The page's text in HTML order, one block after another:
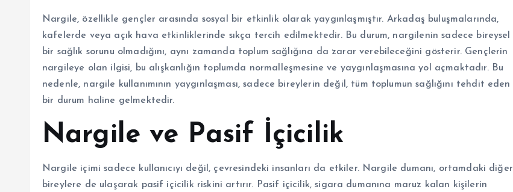
Nargile, özellikle gençler arasında sosyal bir etkinlik olarak yaygınlaşmıştır. Arkadaş buluşmalarında,
kafelerde veya açık hava etkinliklerinde sıkça tercih edilmektedir. Bu durum, nargilenin sadece bireysel
bir sağlık sorunu olmadığını, aynı zamanda toplum sağlığına da zarar verebileceğini gösterir. Gençlerin
nargileye olan ilgisi, bu alışkanlığın toplumda normalleşmesine ve yaygınlaşmasına yol açmaktadır. Bu
nedenle, nargile kullanımının yaygınlaşması, sadece bireylerin değil, tüm toplumun sağlığını tehdit eden
bir durum haline gelmektedir.
Nargile ve Pasif İçicilik
Nargile içimi sadece kullanıcıyı değil, çevresindeki insanları da etkiler. Nargile dumanı, ortamdaki diğer
bireylere de ulaşarak pasif içicilik riskini artırır. Pasif içicilik, sigara dumanına maruz kalan kişilerin